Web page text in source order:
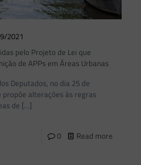
2021
pelo Projeto de Lei que
de APPs em Áreas Urbanas
Deputados, no dia 25 de
alterações às regras
de […]
0 Read more